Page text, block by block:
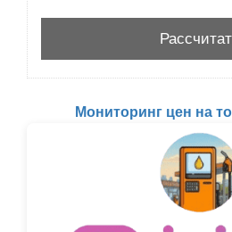
Мониторинг цен на